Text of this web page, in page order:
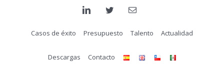
contenido
linkedintwitter Correo
Casos de éxito Presupuesto Talento Actualidad
Descargas Contacto